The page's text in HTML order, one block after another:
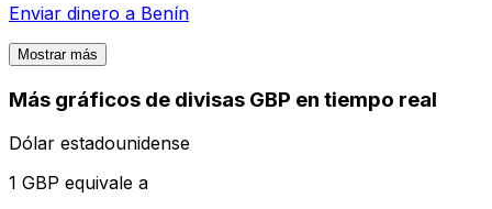
Enviar dinero a Benín
Mostrar más
Más gráficos de divisas GBP en tiempo real
Dólar estadounidense
1 GBP equivale a